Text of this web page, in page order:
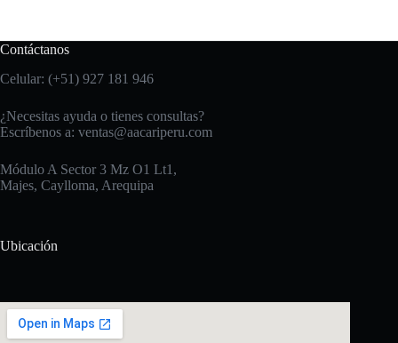
Contáctanos
Celular: (+51) 927 181 946
¿Necesitas ayuda o tienes consultas?
Escríbenos a: ventas@aacariperu.com
Módulo A Sector 3 Mz O1 Lt1,
Majes, Caylloma, Arequipa
Ubicación